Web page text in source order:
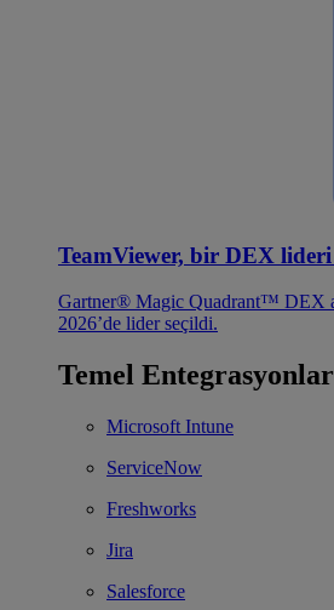
TeamViewer, bir DEX lideri
Gartner® Magic Quadrant™ DEX
2026’de lider seçildi.
Temel Entegrasyonlar
Microsoft Intune
ServiceNow
Freshworks
Jira
Salesforce